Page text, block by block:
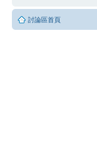
討論區首頁